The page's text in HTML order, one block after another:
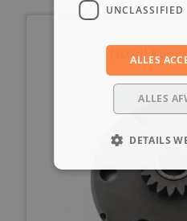
(3D3d)
UNCLASSIFIED
ALLES
ALLES
DETAILS